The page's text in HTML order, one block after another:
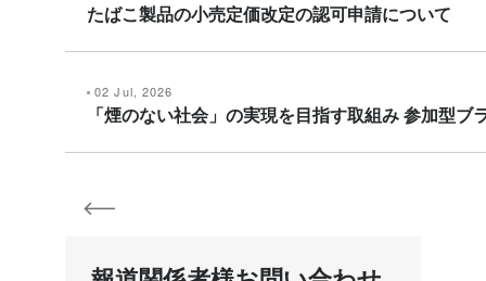
たばこ製品の小売定価改定の認可申請について
02 Jul, 2026
「煙のない社会」の実現を目指す取組み 参加型